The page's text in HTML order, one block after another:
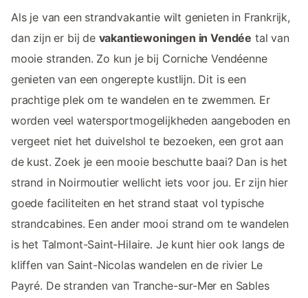
Als je van een strandvakantie wilt genieten in Frankrijk,
dan zijn er bij de vakantiewoningen in Vendée tal van
mooie stranden. Zo kun je bij Corniche Vendéenne
genieten van een ongerepte kustlijn. Dit is een
prachtige plek om te wandelen en te zwemmen. Er
worden veel watersportmogelijkheden aangeboden en
vergeet niet het duivelshol te bezoeken, een grot aan
de kust. Zoek je een mooie beschutte baai? Dan is het
strand in Noirmoutier wellicht iets voor jou. Er zijn hier
goede faciliteiten en het strand staat vol typische
strandcabines. Een ander mooi strand om te wandelen
is het Talmont-Saint-Hilaire. Je kunt hier ook langs de
kliffen van Saint-Nicolas wandelen en de rivier Le
Payré. De stranden van Tranche-sur-Mer en Sables